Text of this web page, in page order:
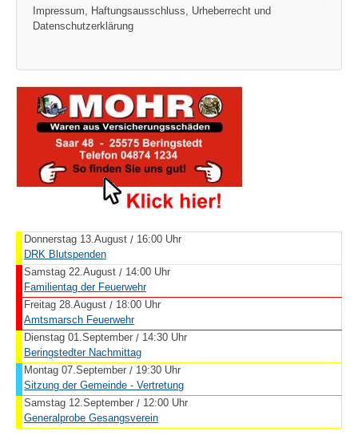
Impressum, Haftungsausschluss, Urheberrecht und
Datenschutzerklärung
Donnerstag 13.August / 16:00 Uhr
DRK Blutspenden
Samstag 22.August / 14:00 Uhr
Familientag der Feuerwehr
Freitag 28.August / 18:00 Uhr
Amtsmarsch Feuerwehr
Dienstag 01.September / 14:30 Uhr
Beringstedter Nachmittag
Montag 07.September / 19:30 Uhr
Sitzung der Gemeinde - Vertretung
Samstag 12.September / 12:00 Uhr
Generalprobe Gesangsverein